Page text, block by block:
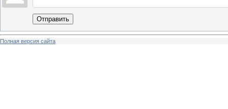
Отправить
Полная версия сайта